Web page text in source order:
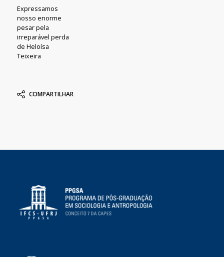
Expressamos
nosso enorme
pesar pela
irreparável perda
de Heloísa
Teixeira
COMPARTILHAR